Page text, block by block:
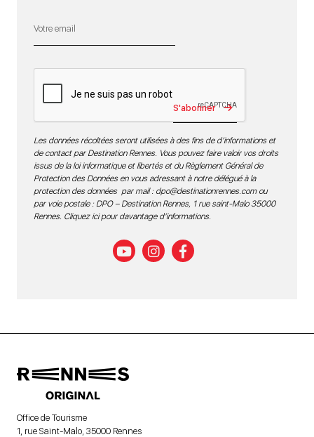
S'abonner
Les données récoltées seront utilisées à des fins de d’informations et
de contact par Destination Rennes. Vous pouvez faire valoir vos droits
issus de la loi informatique et libertés et du Règlement Général de
Protection des Données en vous adressant à notre délégué à la
protection des données par mail : dpo@destinationrennes.comou
par voie postale : DPO – Destination Rennes, 1 rue saint-Malo 35000
Rennes. Cliquez ici pour davantage d’informations.
Office de Tourisme
1, rue Saint-Malo, 35000 Rennes